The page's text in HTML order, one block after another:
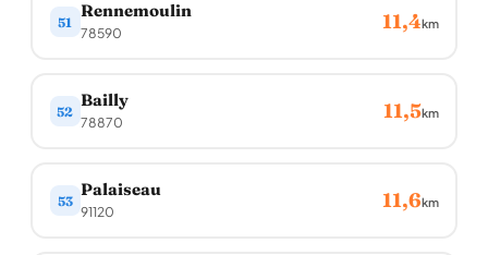
51
Rennemoulin
78590 11,4km
52
Bailly
78870 11,5km
53
Palaiseau
91120 11,6km